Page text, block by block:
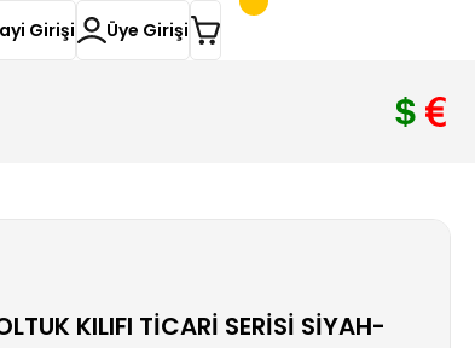
Girişi Üye Girişi
KILIFI TİCARİ SERİSİ SİYAH-